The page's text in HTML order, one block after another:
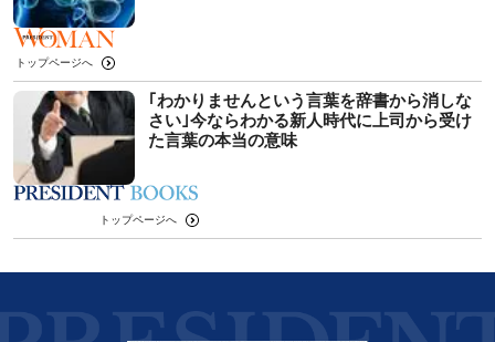
トップページへ
｢わかりませんという言葉を辞書から消しな
さい｣今ならわかる新人時代に上司から受け
た言葉の本当の意味
トップページへ